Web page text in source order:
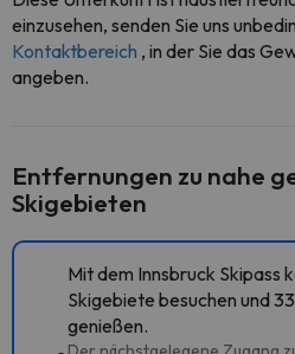
einzusehen, senden Sie uns
Kontaktbereich , in der Sie das
angeben.
Entfernungen zu nahe
Skigebieten
Mit dem Innsbruck Skipass
Skigebiete besuchen und
genießen.